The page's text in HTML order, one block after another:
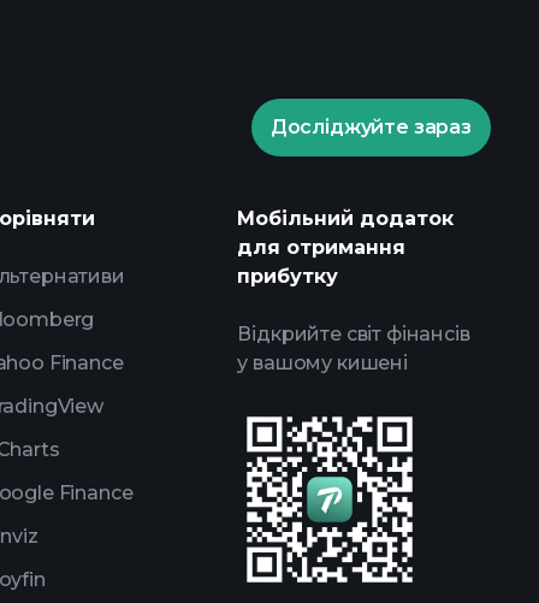
Playtrade Tournaments
портфелями
Досліджуйте зараз
Finance
Finance
Мобільний додаток
для отримання
прибутку
Відкрийте світ фінансів
у вашому кишені